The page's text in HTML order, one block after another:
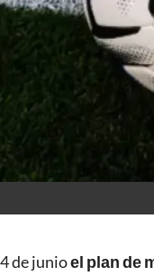
de junioel plan de